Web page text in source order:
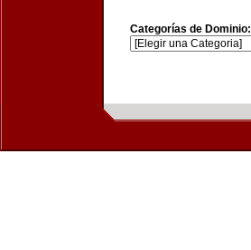
Categorías de Dominio: